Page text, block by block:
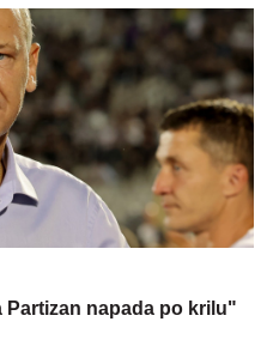
Partizan napada po krilu"